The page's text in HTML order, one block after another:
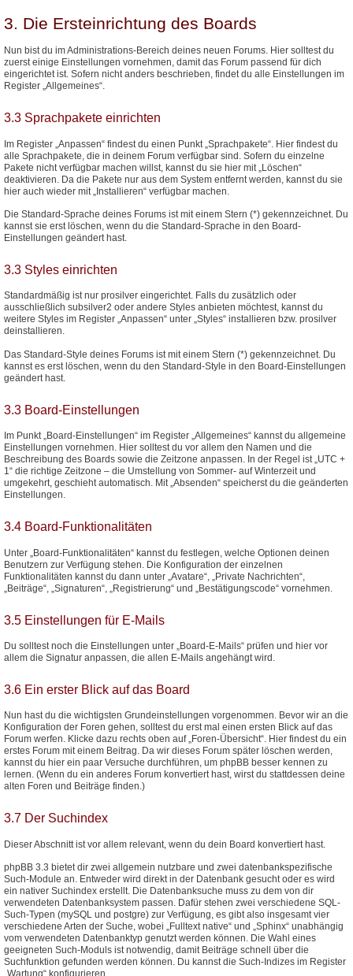
3. Die Ersteinrichtung des Boards
Nun bist du im Administrations-Bereich deines neuen Forums. Hier solltest du
zuerst einige Einstellungen vornehmen, damit das Forum passend für dich
eingerichtet ist. Sofern nicht anders beschrieben, findet du alle Einstellungen im
Register „Allgemeines“.
3.3 Sprachpakete einrichten
Im Register „Anpassen“ findest du einen Punkt „Sprachpakete“. Hier findest du
alle Sprachpakete, die in deinem Forum verfügbar sind. Sofern du einzelne
Pakete nicht verfügbar machen willst, kannst du sie hier mit „Löschen“
deaktivieren. Da die Pakete nur aus dem System entfernt werden, kannst du sie
hier auch wieder mit „Installieren“ verfügbar machen.
Die Standard-Sprache deines Forums ist mit einem Stern (*) gekennzeichnet. Du
kannst sie erst löschen, wenn du die Standard-Sprache in den Board-
Einstellungen geändert hast.
3.3 Styles einrichten
Standardmäßig ist nur prosilver eingerichtet. Falls du zusätzlich oder
ausschließlich subsilver2 oder andere Styles anbieten möchtest, kannst du
weitere Styles im Register „Anpassen“ unter „Styles“ installieren bzw. prosilver
deinstallieren.
Das Standard-Style deines Forums ist mit einem Stern (*) gekennzeichnet. Du
kannst es erst löschen, wenn du den Standard-Style in den Board-Einstellungen
geändert hast.
3.3 Board-Einstellungen
Im Punkt „Board-Einstellungen“ im Register „Allgemeines“ kannst du allgemeine
Einstellungen vornehmen. Hier solltest du vor allem den Namen und die
Beschreibung des Boards sowie die Zeitzone anpassen. In der Regel ist „UTC +
1“ die richtige Zeitzone – die Umstellung von Sommer- auf Winterzeit und
umgekehrt, geschieht automatisch. Mit „Absenden“ speicherst du die geänderten
Einstellungen.
3.4 Board-Funktionalitäten
Unter „Board-Funktionalitäten“ kannst du festlegen, welche Optionen deinen
Benutzern zur Verfügung stehen. Die Konfiguration der einzelnen
Funktionalitäten kannst du dann unter „Avatare“, „Private Nachrichten“,
„Beiträge“, „Signaturen“, „Registrierung“ und „Bestätigungscode“ vornehmen.
3.5 Einstellungen für E-Mails
Du solltest noch die Einstellungen unter „Board-E-Mails“ prüfen und hier vor
allem die Signatur anpassen, die allen E-Mails angehängt wird.
3.6 Ein erster Blick auf das Board
Nun hast du die wichtigsten Grundeinstellungen vorgenommen. Bevor wir an die
Konfiguration der Foren gehen, solltest du erst mal einen ersten Blick auf das
Forum werfen. Klicke dazu rechts oben auf „Foren-Übersicht“. Hier findest du ein
erstes Forum mit einem Beitrag. Da wir dieses Forum später löschen werden,
kannst du hier ein paar Versuche durchführen, um phpBB besser kennen zu
lernen. (Wenn du ein anderes Forum konvertiert hast, wirst du stattdessen deine
alten Foren und Beiträge finden.)
3.7 Der Suchindex
Dieser Abschnitt ist vor allem relevant, wenn du dein Board konvertiert hast.
phpBB 3.3 bietet dir zwei allgemein nutzbare und zwei datenbankspezifische
Such-Module an. Entweder wird direkt in der Datenbank gesucht oder es wird
ein nativer Suchindex erstellt. Die Datenbanksuche muss zu dem von dir
verwendeten Datenbanksystem passen. Dafür stehen zwei verschiedene SQL-
Such-Typen (mySQL und postgre) zur Verfügung, es gibt also insgesamt vier
verschiedene Arten der Suche, wobei „Fulltext native“ und „Sphinx“ unabhängig
vom verwendeten Datenbanktyp genutzt werden können. Die Wahl eines
geeigneten Such-Moduls ist notwendig, damit Beiträge schnell über die
Suchfunktion gefunden werden können. Du kannst die Such-Indizes im Register
„Wartung“ konfigurieren.